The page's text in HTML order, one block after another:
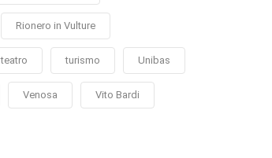
Rionero in Vulture
teatro turismo Unibas
Venosa Vito Bardi